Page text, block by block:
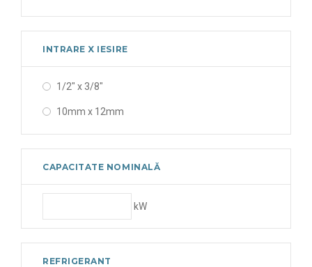
INTRARE X IESIRE
1/2" x 3/8"
10mm x 12mm
CAPACITATE NOMINALĂ
kW
REFRIGERANT